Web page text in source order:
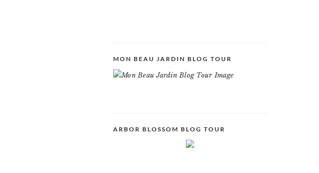
MON BEAU JARDIN BLOG TOUR
ARBOR BLOSSOM BLOG TOUR